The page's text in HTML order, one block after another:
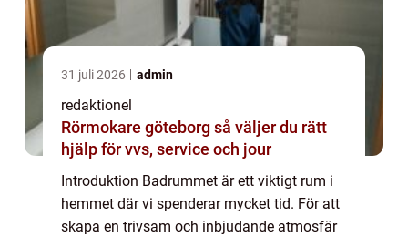
31 juli 2026 admin
redaktionel
Rörmokare göteborg så väljer du rätt
hjälp för vvs, service och jour
Introduktion Badrummet är ett viktigt rum i
hemmet där vi spenderar mycket tid. För att
skapa en trivsam och inbjudande atmosfär